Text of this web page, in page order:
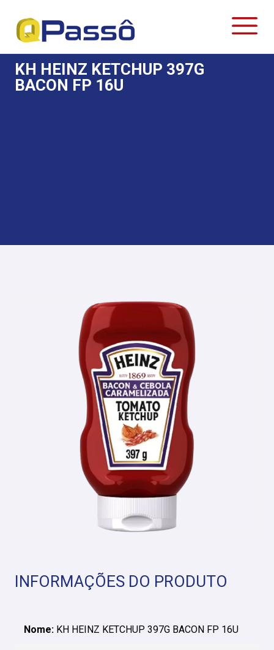
KH HEINZ KETCHUP 397G
BACON FP 16U
INFORMAÇÕES DO PRODUTO
Nome: KH HEINZ KETCHUP 397G BACON FP 16U